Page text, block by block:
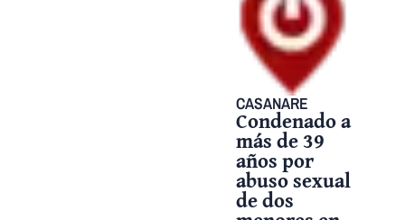
CASANARE
Condenado a
más de 39
años por
abuso sexual
de dos